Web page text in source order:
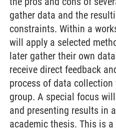
gather data and the
constraints. Within a
will apply a selected
later gather their own
receive direct feedback
process of data
group. A special focus
and presenting results in
academic thesis. This is a